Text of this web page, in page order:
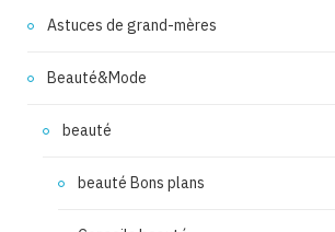
Astuces de grand-mères
Beauté&Mode
beauté
beauté Bons plans